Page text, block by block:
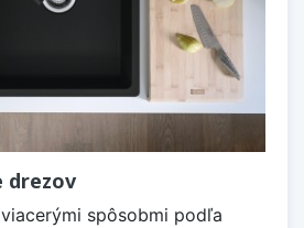
drezov
spôsobmi podľa